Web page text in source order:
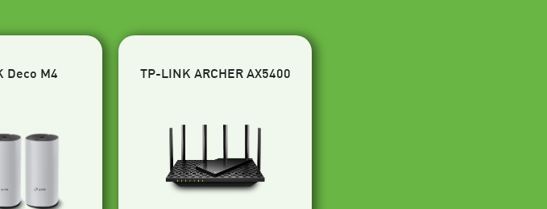
Deco M4 TP-LINK ARCHER AX5400